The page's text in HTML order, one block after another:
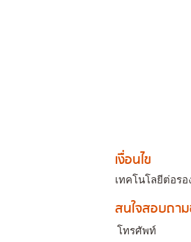
เงื่อนไข
เทคโนโลยีต่อรอ
สนใจสอบถา
โทรศัพท์